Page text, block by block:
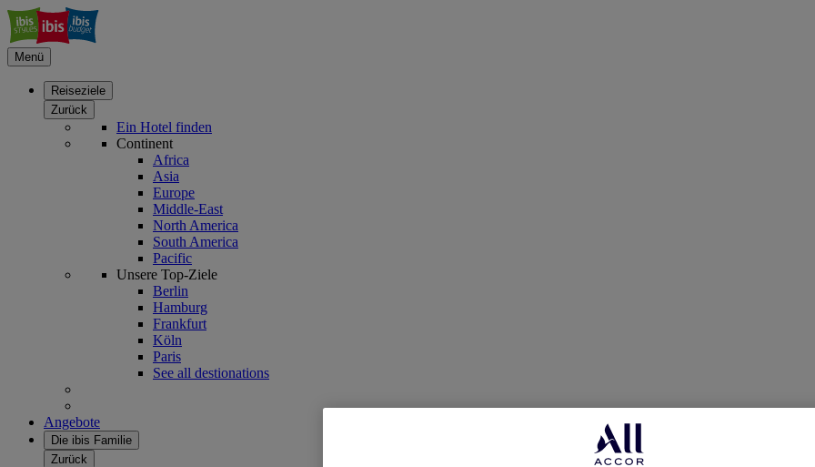
Menü
Reiseziele
Zurück
Ein Hotel finden
Continent
Africa
Asia
Europe
Middle-East
North America
South America
Pacific
Unsere Top-Ziele
Berlin
Hamburg
Frankfurt
Köln
Paris
See all destionations
Angebote
Die ibis Familie
Zurück